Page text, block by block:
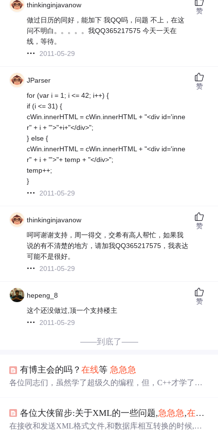
thinkinginjavanow
做过日历的同好，能加下 我QQ吗，问题 不上，在这
问不明白。。。。。我QQ365217575 今天一天在
线，等待。
2011-05-29
赞
JParser
for (var i = 1; i <= 42; i++) {
if (i <= 31) {
cWin.innerHTML = cWin.innerHTML + "<div id='inne
r" + i + "'>"+i+"</div>";
} else {
cWin.innerHTML = cWin.innerHTML + "<div id='inne
r" + i + "'>"+ temp + "</div>";
temp++;
}
2011-05-29
赞
thinkinginjavanow
呵呵谢谢支持，周一得交，交希有高人帮忙，如果我
说的有不清楚的地方，请加我QQ365217575，我表达
可能不是很好。
2011-05-29
赞
hepeng_8
这个还没做过,顶一个支持楼主
2011-05-29
赞
——到底了——
有博主会的吗？在线等急急急
各位同志们，虽然学了超级久的编程，但，C++才学了半
各位大侠留步:关于XML的一些问题,急急急,在线
在接收和发送XML格式文件,和数据库相互转换的时候,怎